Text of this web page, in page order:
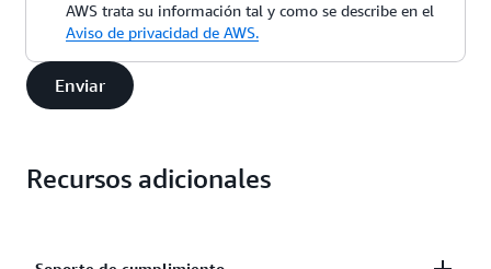
AWS trata su información tal y como se describe en el
Aviso de privacidad de AWS.
Enviar
Recursos adicionales